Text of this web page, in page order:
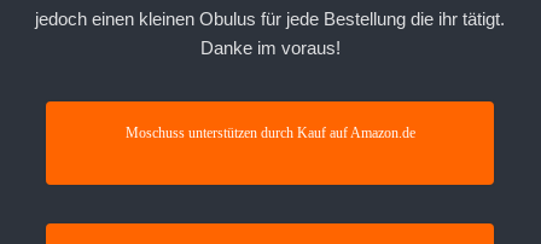
jedoch einen kleinen Obulus für jede Bestellung die ihr tätigt.
Danke im voraus!
Moschuss unterstützen durch Kauf auf Amazon.de